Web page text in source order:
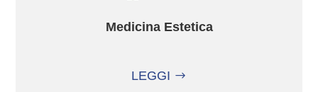
Medicina Estetica
LEGGI